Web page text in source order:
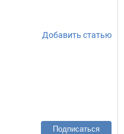
Добавить статью
Подписаться